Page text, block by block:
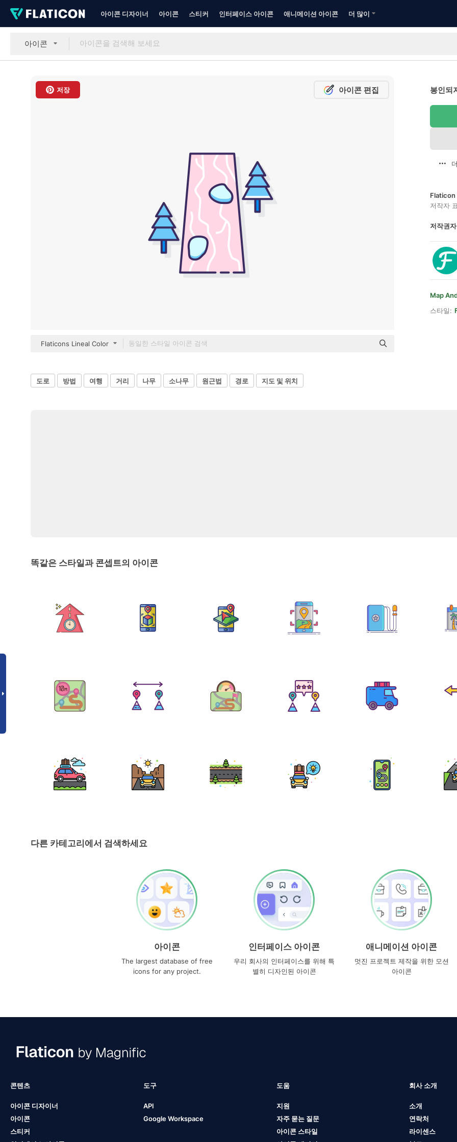
아이콘 디자이너 아이콘 스티커 인터페이스 아이콘 애니메이션 아이콘 더 많이
아이콘
저장 아이콘 편집
Flaticons Lineal Color
봉인되
Flaticon
저작자
저작권
Map
스타일:
도로 방법 여행 거리 나무 소나무 원근법 경로 지도 및 위치
똑같은 스타일과 콘셉트의 아이콘
다른 카테고리에서 검색하세요
아이콘
The largest database of free
icons for any project.
인터페이스 아이콘
우리 회사의 인터페이스를 위해 특
별히 디자인된 아이콘
애니메이션 아이콘
멋진 프로젝트 제작을 위한 모션
아이콘
콘텐츠
아이콘 디자이너
아이콘
스티커
도구
API
Google Workspace
도움
지원
자주 묻는 질문
아이콘 스타일
회사 소개
소개
연락처
라이센스